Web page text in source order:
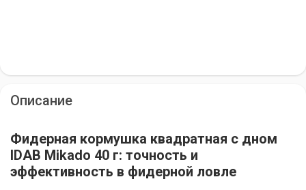
Описание
Фидерная кормушка квадратная с дном
IDAB Mikado 40 г: точность и
эффективность в фидерной ловле